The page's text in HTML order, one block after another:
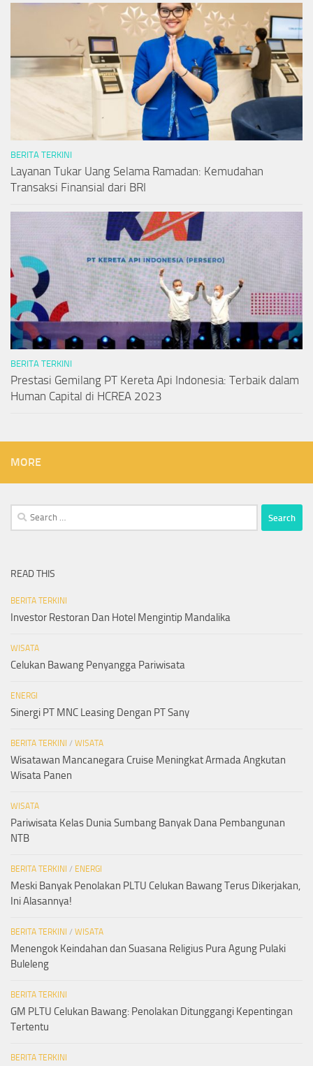
BERITA TERKINI
Layanan Tukar Uang Selama Ramadan: Kemudahan
Transaksi Finansial dari BRI
BERITA TERKINI
Prestasi Gemilang PT Kereta Api Indonesia: Terbaik dalam
Human Capital di HCREA 2023
MORE
Search
for:
READ THIS
BERITA TERKINI
Investor Restoran Dan Hotel Mengintip Mandalika
WISATA
Celukan Bawang Penyangga Pariwisata
ENERGI
Sinergi PT MNC Leasing Dengan PT Sany
BERITA TERKINI / WISATA
Wisatawan Mancanegara Cruise Meningkat Armada Angkutan
Wisata Panen
WISATA
Pariwisata Kelas Dunia Sumbang Banyak Dana Pembangunan
NTB
BERITA TERKINI / ENERGI
Meski Banyak Penolakan PLTU Celukan Bawang Terus Dikerjakan,
Ini Alasannya!
BERITA TERKINI / WISATA
Menengok Keindahan dan Suasana Religius Pura Agung Pulaki
Buleleng
BERITA TERKINI
GM PLTU Celukan Bawang: Penolakan Ditunggangi Kepentingan
Tertentu
BERITA TERKINI